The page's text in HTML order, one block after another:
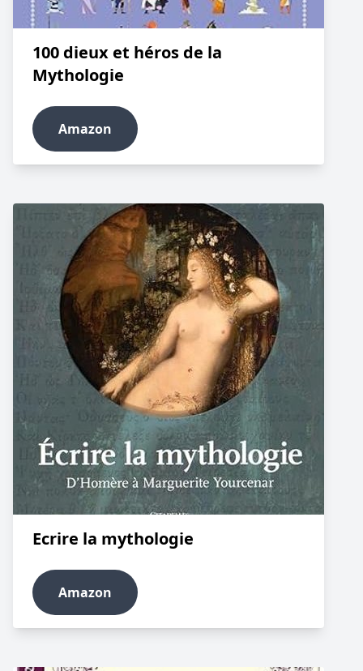
100 dieux et héros de la
Mythologie
Amazon
Ecrire la mythologie
Amazon